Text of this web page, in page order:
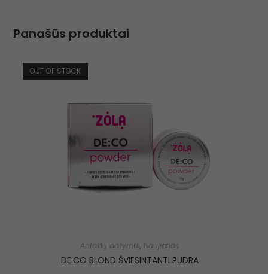
Panašūs produktai
OUT OF STOCK
Antakių dažymui, Naujienos
DE:CO BLOND ŠVIESINTANTI PUDRA